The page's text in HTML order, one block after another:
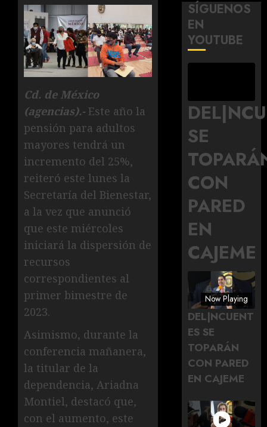
Cd. de México
(agencias).- Este año la
pensión para adultos
mayores tendrá un
incremento del 25%,
reiteró este lunes la
Secretaría del Bienestar,
a la vez que anunció
que este miércoles
iniciará la dispersión de
recursos
correspondientes al
primer bimestre de
2023.
Asimismo, durante la
conferencia mañanera,
la titular de la
dependencia, Ariadna
Montiel, destacó que,
con el aumento, este
SÍGUENOS
EN
YOUTUBE
SE
CON
PARED
EN
CAJEME
Now Playing
DEL|NCUENT
ES SE
TOPARÁN
CON PARED
EN CAJEME